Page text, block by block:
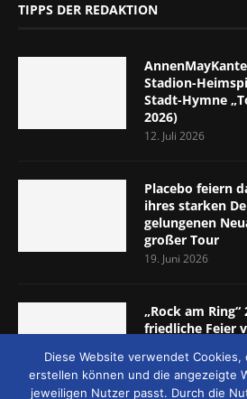
TIPPS DER REDAKTION
Stadion-
Stadt-Hymne
2026)
12. Juli 2026
Placebo feiern
ihres starken
gelungenen
großer Tour
19. Juni 2026
„Rock am
friedliche Feier
5.-7. Juni 2026)
8. Juni 2026
Diese Website verwendet
erstellen können und die angezeigte
jeweiligen Nutzer passt. Durch die